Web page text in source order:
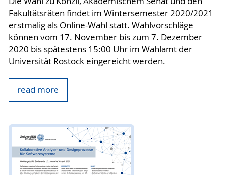
Fakultätsräten findet im Wintersemester 2020/2021
erstmalig als Online-Wahl statt. Wahlvorschläge
können vom 17. November bis zum 7. Dezember
2020 bis spätestens 15:00 Uhr im Wahlamt der
Universität Rostock eingereicht werden.
read more